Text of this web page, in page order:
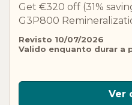
Get €320 off (31%
G3P800
Revisto 10/07/2026
Valido enquanto durar a
Ver